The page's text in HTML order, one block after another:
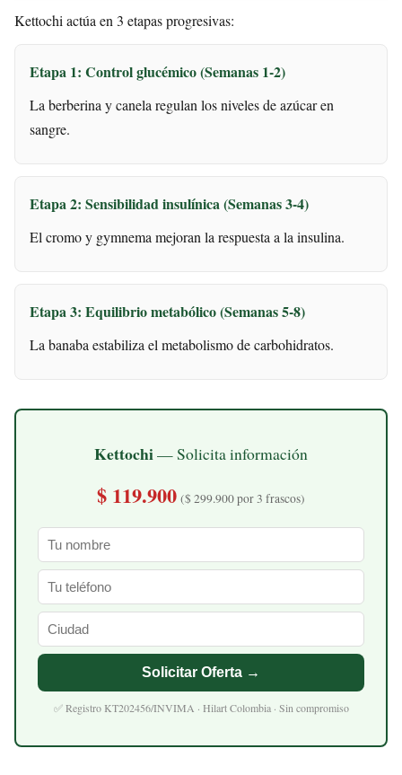
Kettochi actúa en 3 etapas progresivas:
Etapa 1: Control glucémico (Semanas 1-2)
La berberina y canela regulan los niveles de azúcar en
sangre.
Etapa 2: Sensibilidad insulínica (Semanas 3-4)
El cromo y gymnema mejoran la respuesta a la insulina.
Etapa 3: Equilibrio metabólico (Semanas 5-8)
La banaba estabiliza el metabolismo de carbohidratos.
Kettochi— Solicita información
$ 119.900 ($ 299.900 por 3 frascos)
Solicitar Oferta →
✅ Registro KT202456/INVIMA · Hilart Colombia · Sin compromiso